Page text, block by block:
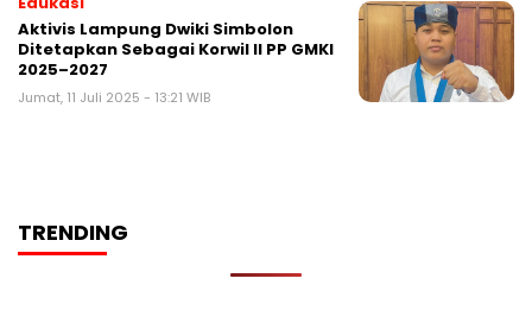
Aktivis Lampung Dwiki Simbolon
Ditetapkan Sebagai Korwil II PP GMKI
2025–2027
Jumat, 11 Juli 2025 - 13:21 WIB
TRENDING